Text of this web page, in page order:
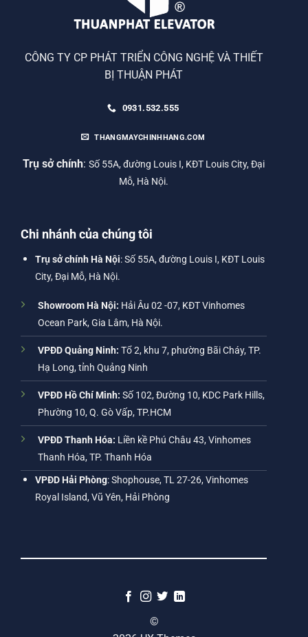
CÔNG TY CP PHÁT TRIỂN CÔNG NGHỆ VÀ THIẾT
BỊ THUẬN PHÁT
0931.532.555
THANGMAYCHINHHANG.COM
Trụ sở chính: Số 55A, đường Louis I, KĐT Louis City, Đại
Mỗ, Hà Nội.
Chi nhánh của chúng tôi
Trụ sở chính Hà Nội: Số 55A, đường Louis I, KĐT Louis
City, Đại Mỗ, Hà Nội.
Showroom Hà Nội: Hải Âu 02 -07, KĐT Vinhomes
Ocean Park, Gia Lâm, Hà Nội.
VPĐD Quảng Ninh: Tổ 2, khu 7, phường Bãi Cháy, TP.
Hạ Long, tỉnh Quảng Ninh
VPĐD Hồ Chí Minh: Số 102, Đường 10, KDC Park Hills,
Phường 10, Q. Gò Vấp, TP.HCM
VPĐD Thanh Hóa: Liền kề Phú Châu 43, Vinhomes
Thanh Hóa, TP. Thanh Hóa
VPĐD Hải Phòng: Shophouse, TL 27-26, Vinhomes
Royal Island, Vũ Yên, Hải Phòng
©